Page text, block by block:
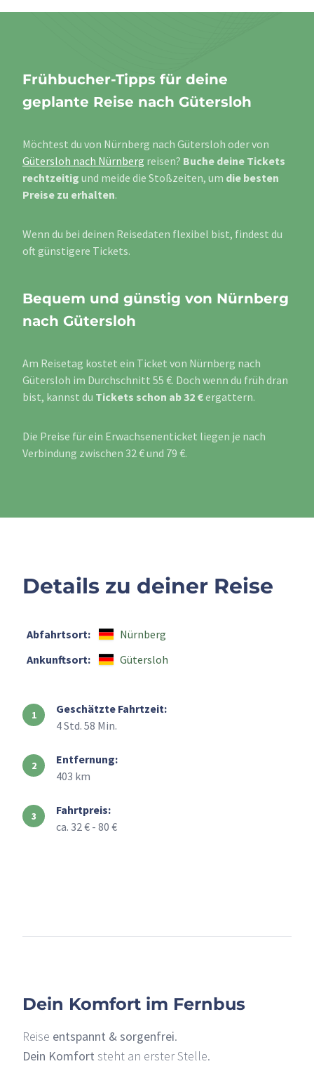
Frühbucher-Tipps für deine
geplante Reise nach Gütersloh
Möchtest du von Nürnberg nach Gütersloh oder von
Gütersloh nach Nürnberg reisen? Buche deine Tickets
rechtzeitig und meide die Stoßzeiten, um die besten
Preise zu erhalten.
Wenn du bei deinen Reisedaten flexibel bist, findest du
oft günstigere Tickets.
Bequem und günstig von Nürnberg
nach Gütersloh
Am Reisetag kostet ein Ticket von Nürnberg nach
Gütersloh im Durchschnitt 55 €. Doch wenn du früh dran
bist, kannst du Tickets schon ab 32 €ergattern.
Die Preise für ein Erwachsenenticket liegen je nach
Verbindung zwischen 32 € und 79 €.
Details zu deiner Reise
Abfahrtsort:
Nürnberg
Ankunftsort:
Gütersloh
Geschätzte Fahrtzeit:
4 Std. 58 Min.
Entfernung:
403 km
Fahrtpreis:
ca. 32 € - 80 €
Dein Komfort im Fernbus
Reise entspannt & sorgenfrei.
Dein Komfort steht an erster Stelle.